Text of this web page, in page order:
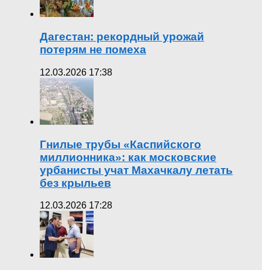
Дагестан: рекордный урожай
потерям не помеха
12.03.2026 17:38
Гнилые трубы «Каспийского
миллионника»: как московские
урбанисты учат Махачкалу летать
без крыльев
12.03.2026 17:28